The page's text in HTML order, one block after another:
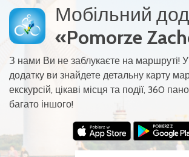
Мобільний
«Pomorze
З нами Ви не заблукаєте на маршруті!
додатку ви знайдете детальну карту
екскурсій, цікаві місця та події, 360
багато іншого!